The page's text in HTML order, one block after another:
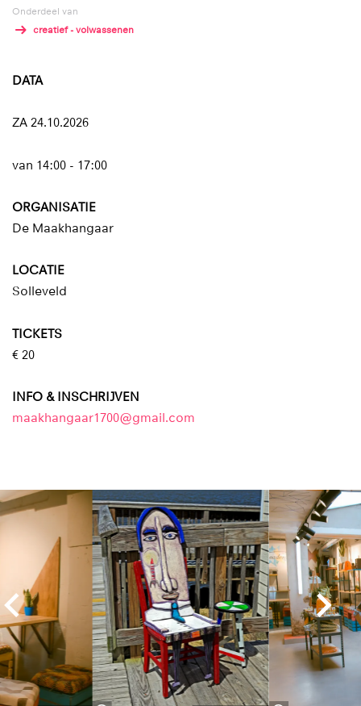
Onderdeel van
creatief - volwassenen
DATA
ZA 24.10.2026
van 14:00 - 17:00
ORGANISATIE
De Maakhangaar
LOCATIE
Solleveld
TICKETS
€ 20
INFO & INSCHRIJVEN
maakhangaar1700@gmail.com
Overslaan